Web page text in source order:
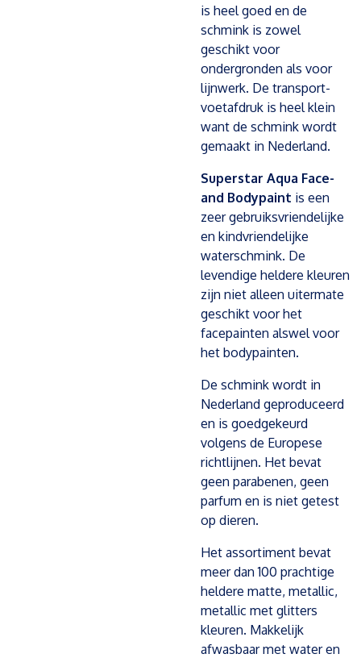
is heel goed en de
schmink is zowel
geschikt voor
ondergronden als voor
lijnwerk. De transport-
voetafdruk is heel klein
want de schmink wordt
gemaakt in Nederland.
Superstar Aqua Face-
and Bodypaint is een
zeer gebruiksvriendelijke
en kindvriendelijke
waterschmink. De
levendige heldere kleuren
zijn niet alleen uitermate
geschikt voor het
facepainten alswel voor
het bodypainten.
De schmink wordt in
Nederland geproduceerd
en is goedgekeurd
volgens de Europese
richtlijnen. Het bevat
geen parabenen, geen
parfum en is niet getest
op dieren.
Het assortiment bevat
meer dan 100 prachtige
heldere matte, metallic,
metallic met glitters
kleuren. Makkelijk
afwasbaar met water en